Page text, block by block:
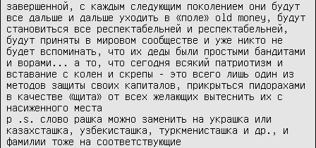
завершенной, с каждым следующим поколением они будут
все дальше и дальше уходить в «поле» old money, будут
становиться все респектабельней и респектабельней,
будут приняты в мировом сообществе и уже никто не
будет вспоминать, что их деды были простыми бандитами
и ворами... а то, что сегодня всякий патриотизм и
вставание с колен и скрепы - это всего лишь один из
методов защиты своих капиталов, прикрыться пидорахами
в качестве «щита» от всех желающих вытеснить их с
насиженного места
p .s. слово рашка можно заменить на украшка или
казахсташка, узбекисташка, туркменисташка и др., и
фамилии тоже на соответствующие